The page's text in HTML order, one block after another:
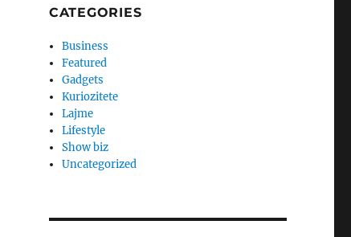
CATEGORIES
Business
Featured
Gadgets
Kuriozitete
Lajme
Lifestyle
Show biz
Uncategorized